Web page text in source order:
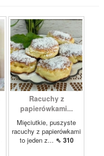
Racuchy z
papierówkami...
Mięciutkie, puszyste
racuchy z papierówkami
to jeden z... ⇖ 310